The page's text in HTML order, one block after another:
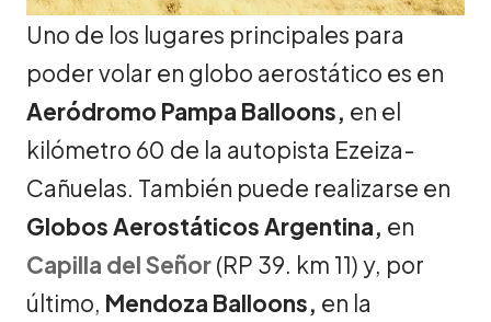
Uno de los lugares principales para
poder volar en globo aerostático es en
Aeródromo Pampa Balloons, en el
kilómetro 60 de la autopista Ezeiza-
Cañuelas. También puede realizarse en
Globos Aerostáticos Argentina, en
Capilla del Señor(RP 39. km 11) y, por
último, Mendoza Balloons, en la